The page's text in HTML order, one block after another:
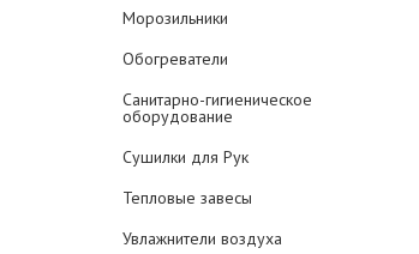
Морозильники
Обогреватели
Санитарно-гигиеническое
оборудование
Сушилки для Рук
Тепловые завесы
Увлажнители воздуха